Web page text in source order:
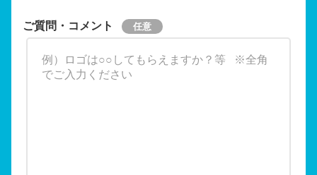
ご質問・コメント